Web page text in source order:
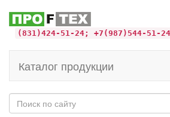
(831)424-51-24; +7(987)544-51-
Каталог продукции